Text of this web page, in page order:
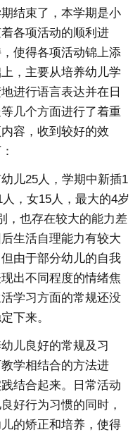
结束了，本学期是小
各项活动的顺利进
使得各项活动锦上添
，主要从培养幼儿学
进行语言表达并在日
几个方面进行了着重
容，收到较好的效
儿25人，学期中新插1
，女15人，最大的4岁
，也存在较大的能力差
生活自理能力有较大
由于部分幼儿的自我
出不同程度的情绪焦
学习方面的常规还没
下来。
儿良好的常规及习
学相结合的方法进
结合起来。日常活动
好行为习惯的同时，
的矫正和培养，使得